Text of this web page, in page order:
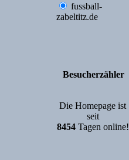
fussball-
zabeltitz.de
Besucherzähler
Die Homepage ist
seit
8454Tagen online!